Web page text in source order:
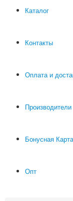
Каталог
Контакты
Оплата и
Производители
Бонусная Карта
Опт